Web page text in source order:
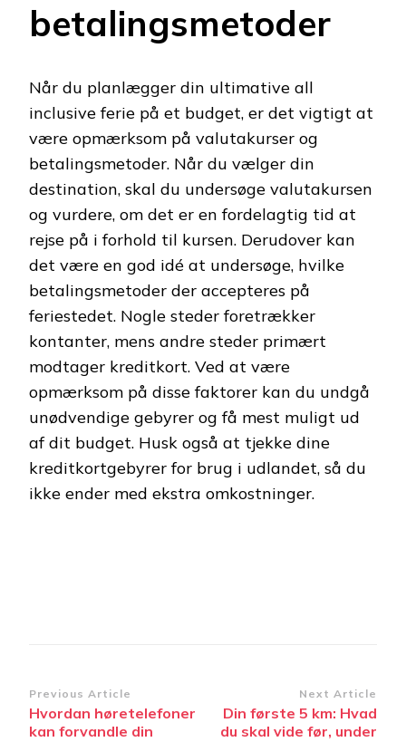
betalingsmetoder
Når du planlægger din ultimative all
inclusive ferie på et budget, er det vigtigt at
være opmærksom på valutakurser og
betalingsmetoder. Når du vælger din
destination, skal du undersøge valutakursen
og vurdere, om det er en fordelagtig tid at
rejse på i forhold til kursen. Derudover kan
det være en god idé at undersøge, hvilke
betalingsmetoder der accepteres på
feriestedet. Nogle steder foretrækker
kontanter, mens andre steder primært
modtager kreditkort. Ved at være
opmærksom på disse faktorer kan du undgå
unødvendige gebyrer og få mest muligt ud
af dit budget. Husk også at tjekke dine
kreditkortgebyrer for brug i udlandet, så du
ikke ender med ekstra omkostninger.
Post
Navigation
Previous Article
Hvordan høretelefoner
kan forvandle din
Next Article
Din første 5 km: Hvad
du skal vide før, under